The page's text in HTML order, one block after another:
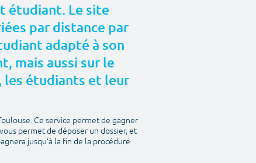
étudiant. Le site
par distance par
adapté à son
mais aussi sur le
les étudiants et leur
Ce service permet de gagner
permet de déposer un dossier, et
jusqu’à la fin de la procédure